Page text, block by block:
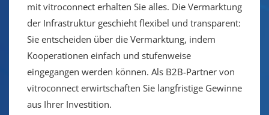
mit vitroconnect erhalten Sie alles. Die Vermarktung
der Infrastruktur geschieht flexibel und transparent:
Sie entscheiden über die Vermarktung, indem
Kooperationen einfach und stufenweise
eingegangen werden können. Als B2B-Partner von
vitroconnect erwirtschaften Sie langfristige Gewinne
aus Ihrer Investition.